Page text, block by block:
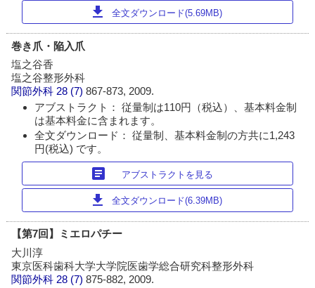
download 全文ダウンロード(5.69MB)
巻き爪・陥入爪
塩之谷香
塩之谷整形外科
関節外科 28 (7)867-873, 2009.
アブストラクト： 従量制は110円（税込）、基本料金制
は基本料金に含まれます。
全文ダウンロード： 従量制、基本料金制の方共に1,243
円(税込) です。
article アブストラクトを見る
download 全文ダウンロード(6.39MB)
【第7回】ミエロパチー
大川淳
東京医科歯科大学大学院医歯学総合研究科整形外科
関節外科 28 (7)875-882, 2009.